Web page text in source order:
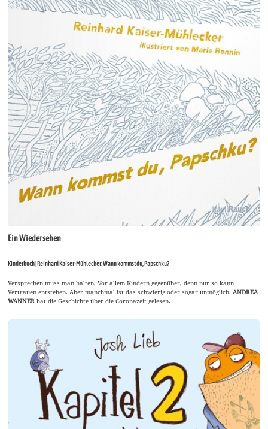
Ein Wiedersehen
Kinderbuch | Reinhard Kaiser-Mühlecker: Wann kommst du, Papschku?
Versprechen muss man halten. Vor allem Kindern gegenüber, denn nur so kann
Vertrauen entstehen. Aber manchmal ist das schwierig oder sogar unmöglich. ANDREA
WANNERhat die Geschichte über die Coronazeit gelesen.